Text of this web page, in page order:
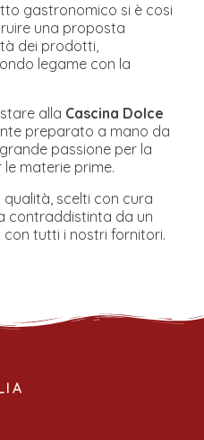
gastronomico si è cosi
una proposta
dei prodotti,
legame con la
alla Cascina Dolce
preparato a mano da
passione per la
materie prime.
scelti con cura
contraddistinta da un
tutti i nostri fornitori.